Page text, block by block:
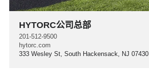
HYTORC公司总部
201-512-9500
hytorc.com
333 Wesley St, South Hackensack, NJ 07430